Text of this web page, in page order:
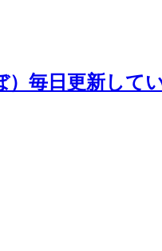
毎日更新してい